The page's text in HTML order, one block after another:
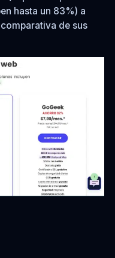
hasta un 83%) a
de sus